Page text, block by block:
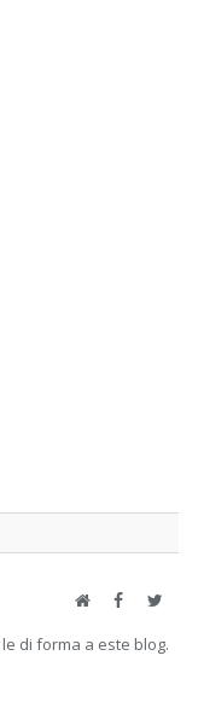
WebFacebookTwitter
di forma a este blog.